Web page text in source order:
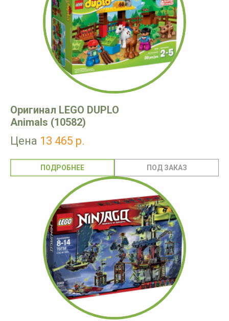
Оригинал LEGO DUPLO
Animals (10582)
Цена 13 465 р.
ПОДРОБНЕЕ